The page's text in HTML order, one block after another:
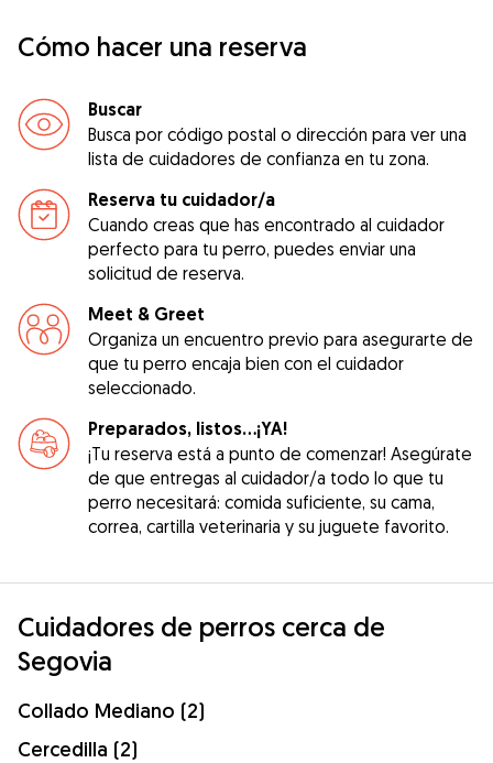
Cómo hacer una reserva
Buscar
Busca por código postal o dirección para ver una
lista de cuidadores de confianza en tu zona.
Reserva tu cuidador/a
Cuando creas que has encontrado al cuidador
perfecto para tu perro, puedes enviar una
solicitud de reserva.
Meet & Greet
Organiza un encuentro previo para asegurarte de
que tu perro encaja bien con el cuidador
seleccionado.
Preparados, listos...¡YA!
¡Tu reserva está a punto de comenzar! Asegúrate
de que entregas al cuidador/a todo lo que tu
perro necesitará: comida suficiente, su cama,
correa, cartilla veterinaria y su juguete favorito.
Cuidadores de perros cerca de
Segovia
Collado Mediano (2)
Cercedilla (2)